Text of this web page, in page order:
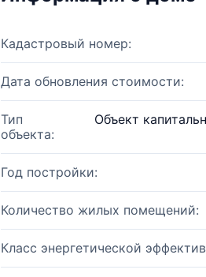
Кадастровый номер:
Дата обновления стоимости:
Тип
объекта:
Объект
Год постройки:
Количество жилых помещений:
Класс энергетической